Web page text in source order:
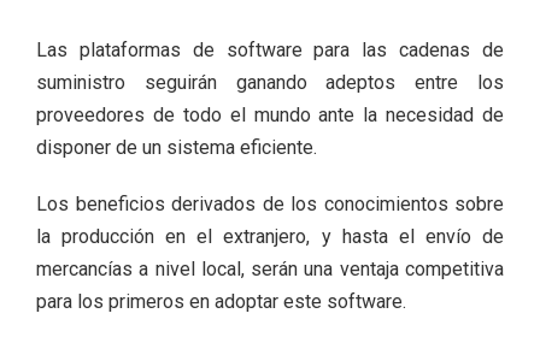
Las plataformas de software para las cadenas de
suministro seguirán ganando adeptos entre los
proveedores de todo el mundo ante la necesidad de
disponer de un sistema eficiente.
Los beneficios derivados de los conocimientos sobre
la producción en el extranjero, y hasta el envío de
mercancías a nivel local, serán una ventaja competitiva
para los primeros en adoptar este software.